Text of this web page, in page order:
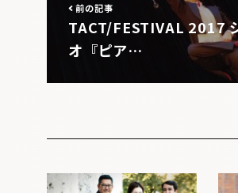
前の記事
TACT/FESTIVAL 2017
オ『ピア…